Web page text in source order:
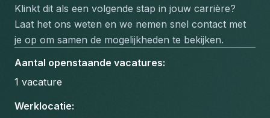
Klinkt dit als een volgende stap in jouw carrière?
Laat het ons weten en we nemen snel contact met
je op om samen de mogelijkheden te bekijken.
Aantal openstaande vacatures:
1 vacature
Werklocatie: